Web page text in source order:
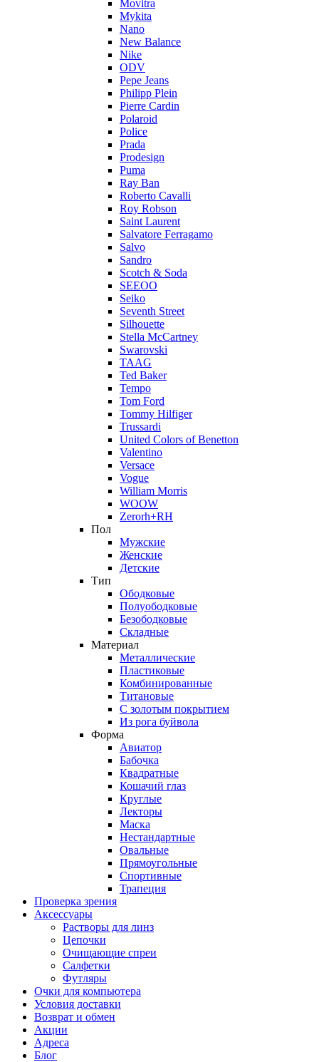
Movitra
Mykita
Nano
New Balance
Nike
ODV
Pepe Jeans
Philipp Plein
Pierre Cardin
Polaroid
Police
Prada
Prodesign
Puma
Ray Ban
Roberto Cavalli
Roy Robson
Saint Laurent
Salvatore Ferragamo
Salvo
Sandro
Scotch & Soda
SEEOO
Seiko
Seventh Street
Silhouette
Stella McCartney
Swarovski
TAAG
Ted Baker
Tempo
Tom Ford
Tommy Hilfiger
Trussardi
United Colors of Benetton
Valentino
Versace
Vogue
William Morris
WOOW
Zerorh+RH
Пол
Мужские
Женские
Детские
Тип
Ободковые
Полуободковые
Безободковые
Складные
Материал
Металлические
Пластиковые
Комбинированные
Титановые
С золотым покрытием
Из рога буйвола
Форма
Авиатор
Бабочка
Квадратные
Кошачий глаз
Круглые
Лекторы
Маска
Нестандартные
Овальные
Прямоугольные
Спортивные
Трапеция
Проверка зрения
Аксессуары
Растворы для линз
Цепочки
Очищающие спреи
Салфетки
Футляры
Очки для компьютера
Условия доставки
Возврат и обмен
Акции
Адреса
Блог